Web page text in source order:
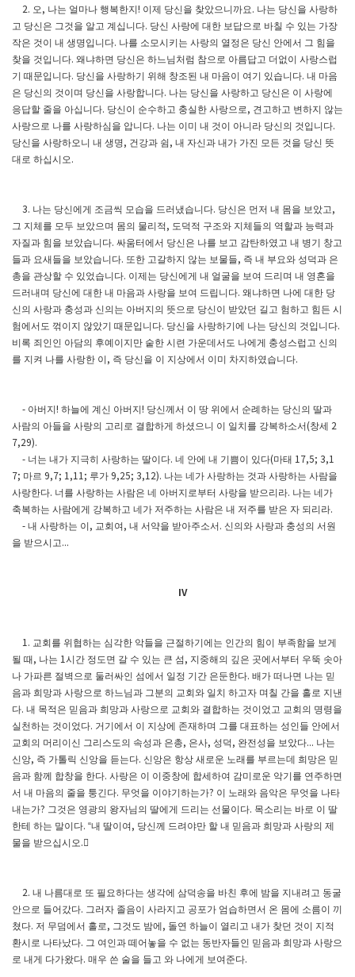
2. 오, 나는 얼마나 행복한지! 이제 당신을 찾았으니까요. 나는 당신을 사랑하
고 당신은 그것을 알고 계십니다. 당신 사랑에 대한 보답으로 바칠 수 있는 가장
작은 것이 내 생명입니다. 나를 소모시키는 사랑의 열정은 당신 안에서 그 힘을
찾을 것입니다. 왜냐하면 당신은 하느님처럼 참으로 아름답고 더없이 사랑스럽
기 때문입니다. 당신을 사랑하기 위해 창조된 내 마음이 여기 있습니다. 내 마음
은 당신의 것이며 당신을 사랑합니다. 나는 당신을 사랑하고 당신은 이 사랑에
응답할 줄을 아십니다. 당신이 순수하고 충실한 사랑으로, 견고하고 변하지 않는
사랑으로 나를 사랑하심을 압니다. 나는 이미 내 것이 아니라 당신의 것입니다.
당신을 사랑하오니 내 생명, 건강과 쉼 , 내 자신과 내가 가진 모든 것을 당신 뜻
대로 하십시오.
3. 나는 당신에게 조금씩 모습을 드러냈습니다. 당신은 먼저 내 몸을 보았고,
그 지체를 모두 보았으며 몸의 물리적 , 도덕적 구조와 지체들의 역할과 능력과
자질과 힘을 보았습니다. 싸움터에서 당신은 나를 보고 감탄하였고 내 병기 창고
들과 요새들을 보았습니다. 또한 고갈하지 않는 보물들, 즉 내 부요와 성덕과 은
총을 관상할 수 있었습니다. 이제는 당신에게 내 얼굴을 보여 드리며 내 영혼을
드러내며 당신에 대한 내 마음과 사랑을 보여 드립니다. 왜냐하면 나에 대한 당
신의 사랑과 충성과 신의는 아버지의 뜻으로 당신이 받았던 길고 험하고 힘든 시
험에서도 꺾이지 않았기 때문입니다. 당신을 사랑하기에 나는 당신의 것입니다.
비록 죄인인 아담의 후예이지만 숱한 시련 가운데서도 나에게 충성스럽고 신의
를 지켜 나를 사랑한 이 , 즉 당신을 이 지상에서 이미 차지하였습니다.
- 아버지!하늘에 계신 아버지! 당신께서 이 땅 위에서 순례하는 당신의 딸과
사람의 아들을 사랑의 고리로 결합하게 하셨으니 이 일치를 강복하소서(창세 2
7,29).
- 너는 내가 지극히 사랑하는 딸이다.네 안에 내 기쁨이 있다(마태 17,5; 3,1
7; 마르 9,7; 1,11; 루가 9,25; 3,12). 나는 네가 사랑하는 것과 사랑하는 사람을
사랑한다. 너를 사랑하는 사람은 네 아버지로부터 사랑을 받으리라. 나는 네가
축복하는 사람에게 강복하고 네가 저주하는 사람은 내 저주를 받은 자 되리라.
-내 사랑하는 이 , 교회여 ,내 서약을 받아주소서 .신의와 사랑과 충성의 서원
을 받으시고...
IV
1. 교회를 위협하는 심각한 악들을 근절하기에는 인간의 힘이 부족함을 보게
될 때 , 나는 1시간 정도면 갈 수 있는 큰 섬 , 지중해의 깊은 곳에서부터 우뚝 솟아
나 가파른 절벽으로 둘러싸인 섬에서 일정 기간 은둔한다. 배가 떠나면 나는 믿
음과 희망과 사랑으로 하느님과 그분의 교회와 일치 하고자 며칠 간을 홀로 지낸
다. 내 목적은 믿음과 희망과 사랑으로 교회와 결합하는 것이었고 교회의 명령을
실천하는 것이었다. 거기에서 이 지상에 존재하며 그를 대표하는 성인들 안에서
교회의 머리이신 그리스도의 속성과 은총, 은사, 성덕 , 완전성을 보았다... 나는
신앙, 즉 가톨릭 신앙을 듣는다. 신앙은 항상 새로운 노래를 부르는데 희망은 믿
음과 함께 합창을 한다. 사랑은 이 이중창에 합세하여 감미로운 악기를 연주하면
서 내 마음의 줄을 퉁긴다. 무엇을 이야기하는가? 이 노래와 음악은 무엇을 나타
내는가? 그것은 영광의 왕자님의 딸에게 드리는 선물이다. 목소리는 바로 이 딸
한테 하는 말이다. “내 딸이여 , 당신께 드려야만 할 내 믿음과 희망과 사랑의 제
물을 받으십시오.󰡓
2.내 나름대로 또 필요하다는 생각에 삼덕송을 바친 후에 밤을 지내려고 동굴
안으로 들어갔다. 그러자 졸음이 사라지고 공포가 엄습하면서 온 몸에 소름이 끼
쳤다. 저 무덤에서 홀로, 그것도 밤에 , 돌연 하늘이 열리고 내가 찾던 것이 지적
환시로 나타났다. 그 여인과 떼어놓을 수 없는 동반자들인 믿음과 희망과 사랑으
로 내게 다가왔다. 매우 쓴 술을 들고 와 나에게 보여준다.